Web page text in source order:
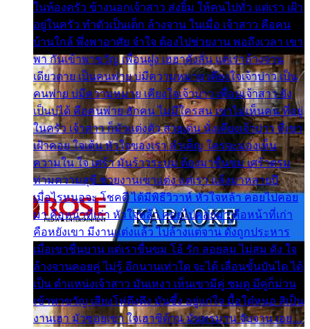
ในห้องครัว ข้างนอกเจ้าสาว ส่งยิ้ม ให้คนไปทั่ว แต่เรา เฝ้า
อยู่ในครัว ทำตัวเป็นเด็ก ล้างจาน ในเมื่อ เจ้าสาว คือคน
บ้านใกล้ พึ่งพาอาศัย จำใจ ต้องไปช่วยงาน พอถึงเวลา เขา
พา กันเข้าพาขวัญ เพื่อนฝูง เฮฮาดังลั่น แต่เราล้างจาน
เดียวดาย เป็นคนพ่าย บ่มีความหมาย เคียงใจเจ้าบ่าว เป็น
คนพ่าย บ่มีความหมาย เคียงใจเจ้าบ่าว เพื่อนเจ้าสาว ยัง
เป็นบ่ได้ คือคนพ่าย ฮักคน ไม่มีใครสน เขาไม่เห็นคน ที่อยู่
ในครัว เจ้าสาว ก็มัวแต่งตัว สวยเด่น นั่งเคียงเจ้าบ่าว ที่เขา
เฝ้าคอย ใจเต้น หัวใจของเรา ลำเค็ญ ใครจะมองเห็น
ความใน ใจ เศร้า มันร้าวระบม ต้องมาขื่นขม เศร้าตรม
ท่ามความสุขี ช่วยงานเขาแต่ง แต่เรา แล้งมาหลายปี
เมื่อไรหนอจะ โชคดี ได้มีพิธีวิวาห์ หัวใจหล้า คอยไปคอย
มา คือหน้าที่เก่า หัวใจหล้า คอยไปคอยมา คือหน้าที่เก่า
คือหยังเขา มีงานแต่งแล้ว ไปล้างแต่จาน ดั่งถูกประหาร
เมื่อเขาชื่นบาน แต่เราขื่นขม โอ้ รัก ลอยลม ไม่สม ดัง ใจ
ล้างจานคอยคู่ ไม่รู้ อีกนานเท่าใด จะได้ เลื่อนขั้นบันได ได้
เป็น ตำแหน่งเจ้าสาว มันเหงา เห็นเขามีคู่ ซมดู มีคู่ก็ม่วน
เข้าพาขวัญ เสียงโห่ตึงตึง มันซึ้ง อยู่แก่ใจ มื้อใด๋หนอ สิเป็น
งานเฮา มัวซอยเขา ใจเฮาซิด้าน มันทรมาน จับจาน เอย…